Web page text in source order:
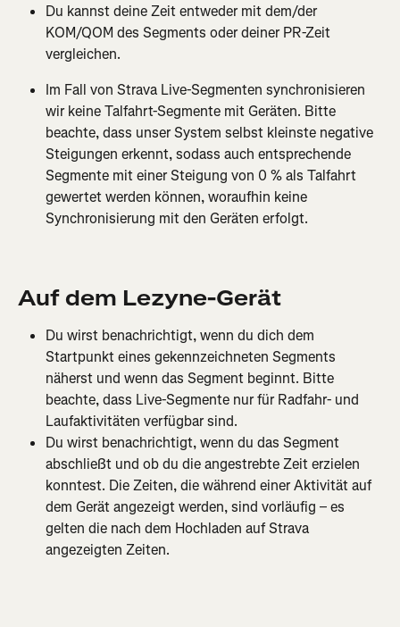
Du kannst deine Zeit entweder mit dem/der
KOM/QOM des Segments oder deiner PR-Zeit
vergleichen.
Im Fall von Strava Live-Segmenten synchronisieren
wir keine Talfahrt-Segmente mit Geräten. Bitte
beachte, dass unser System selbst kleinste negative
Steigungen erkennt, sodass auch entsprechende
Segmente mit einer Steigung von 0 % als Talfahrt
gewertet werden können, woraufhin keine
Synchronisierung mit den Geräten erfolgt.
Auf dem Lezyne-Gerät
Du wirst benachrichtigt, wenn du dich dem
Startpunkt eines gekennzeichneten Segments
näherst und wenn das Segment beginnt. Bitte
beachte, dass Live-Segmente nur für Radfahr- und
Laufaktivitäten verfügbar sind.
Du wirst benachrichtigt, wenn du das Segment
abschließt und ob du die angestrebte Zeit erzielen
konntest. Die Zeiten, die während einer Aktivität auf
dem Gerät angezeigt werden, sind vorläufig – es
gelten die nach dem Hochladen auf Strava
angezeigten Zeiten.